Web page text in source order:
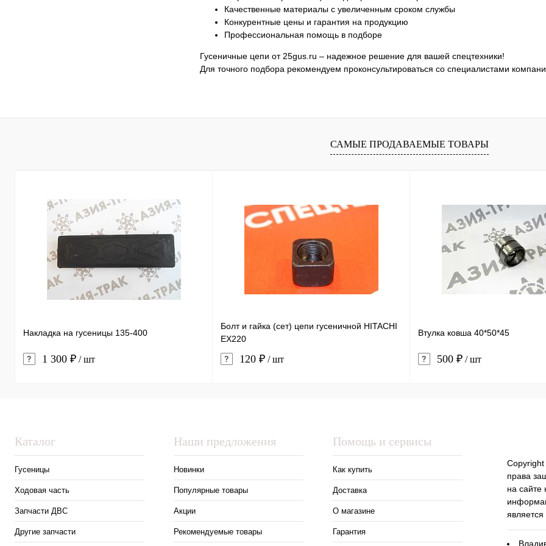
Качественные материалы с увеличенным сроком службы
Конкурентные цены и гарантия на продукцию
Профессиональная помощь в подборе
Гусеничные цепи от 25gus.ru – надежное решение для вашей спецтехники!
Для точного подбора рекомендуем проконсультироваться со специалистами
САМЫЕ ПРОДАВАЕМЫЕ ТОВАРЫ
Накладка на гусеницы 135-400
1 300 ₽ / шт
Болт и гайка (сет) цепи гусеничной HITACHI
EX220
120 ₽ / шт
Втулка ковша 40*50*45
500 ₽ / шт
Каталог
Гусеницы
Ходовая часть
Запчасти ДВС
Другие запчасти
Наши предложения
Новинки
Популярные товары
Акции
Рекомендуемые товары
Помощь и сервисы
Как купить
Доставка
О магазине
Гарантия
права
на сайте